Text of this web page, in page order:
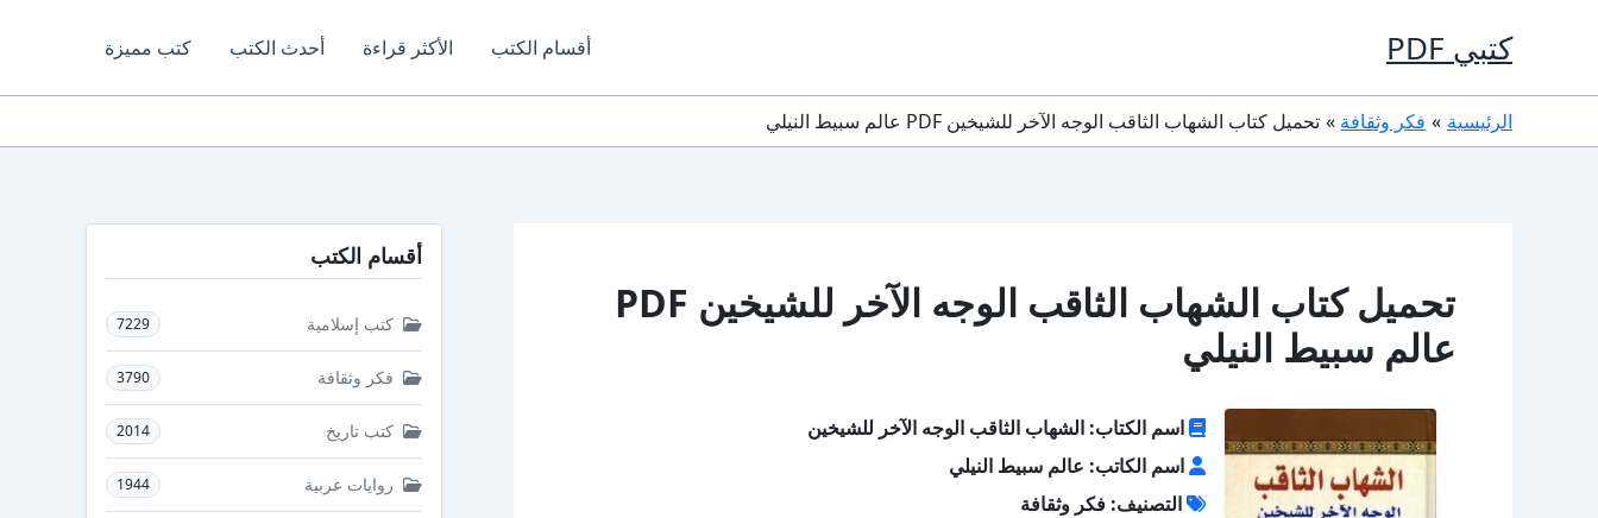
كتبي PDF أقسام الكتب الأكثر قراءة أحدث الكتب كتب مميزة
الرئيسية فكر وثقافة تحميل كتاب الشهاب الثاقب الوجه الآخر للشيخين PDF عالم سبيط النيلي
تحميل كتاب الشهاب الثاقب الوجه الآخر للشيخين PDF
عالم سبيط النيلي
اسم الكتاب: الشهاب الثاقب الوجه الآخر للشيخين
اسم الكاتب: عالم سبيط النيلي
التصنيف: فكر وثقافة
أقسام الكتب
كتب إسلامية 7229
فكر وثقافة 3790
كتب تاريخ 2014
روايات عربية 1944